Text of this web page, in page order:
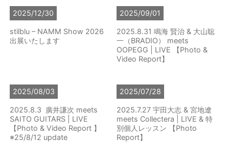
2025/12/30
stilblu – NAMM Show 2026
出展いたします
2025/09/01
2025.8.31 鳴海 賢治 & 大山聡
一（BRADIO） meets
OOPEGG | LIVE 【Photo &
Video Report】
2025/08/03
2025.8.3 廣井謙次 meets
SAITO GUITARS | LIVE
【Photo & Video Report 】
※25/8/12 update
2025/07/28
2025.7.27 宇田大志 & 宮地遼
meets Collectera | LIVE & 特
別個人レッスン 【Photo
Report】